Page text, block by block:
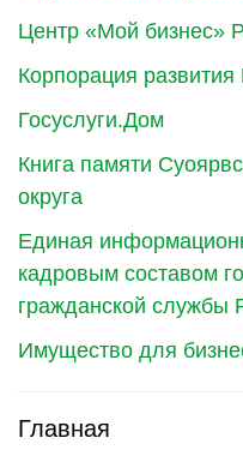
Центр «Мой бизнес»
Корпорация
Госуслуги.Дом
Книга памяти
округа
Единая
кадровым составом
гражданской службы
Имущество для
Главная